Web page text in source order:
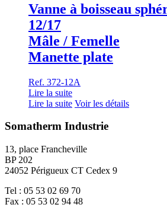
Vanne à boisseau
12/17
Mâle / Femelle
Manette plate
Ref. 372-12A
Lire la suite
Lire la suite Voir les détails
Somatherm Industrie
13, place Francheville
BP 202
24052 Périgueux CT Cedex 9
Tel : 05 53 02 69 70
Fax : 05 53 02 94 48